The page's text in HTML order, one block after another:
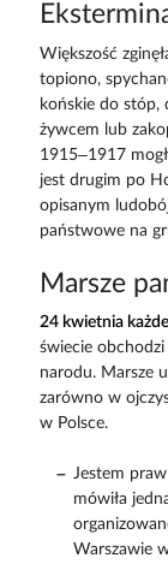
Większość
topiono,
końskie do stóp,
żywcem lub
1915–1917
jest drugim po
opisanym
państwowe na
Marsze
24 kwietnia
świecie
narodu. Marsze
zarówno w
w Polsce.
Jestem
mówiła
Warszawie